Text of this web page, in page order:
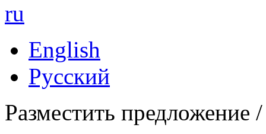
ru
English
Русский
Разместить предложение